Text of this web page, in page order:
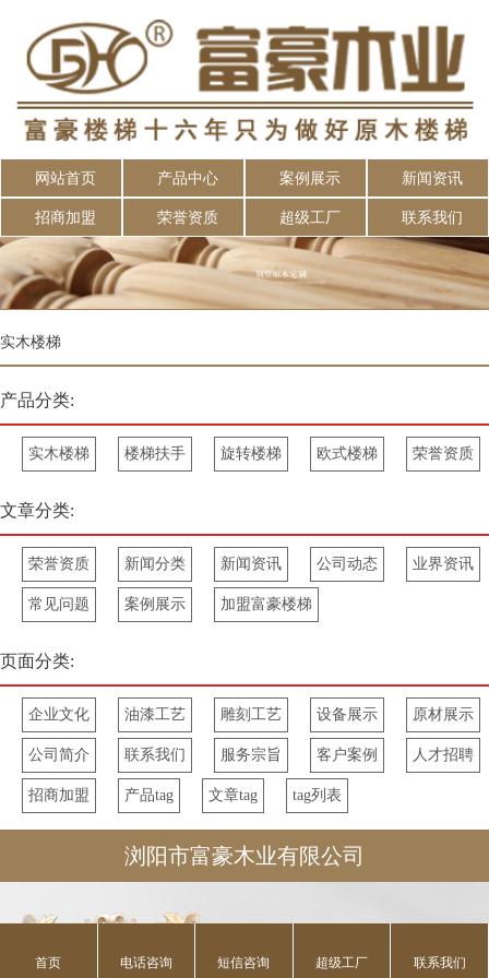
网站首页 产品中心 案例展示 新闻资讯
招商加盟 荣誉资质 超级工厂 联系我们
首页 电话咨询 短信咨询 超级工厂 联系我们
实木楼梯
产品分类:
实木楼梯 楼梯扶手 旋转楼梯 欧式楼梯 荣誉资质
文章分类:
荣誉资质 新闻分类 新闻资讯 公司动态 业界资讯
常见问题 案例展示 加盟富豪楼梯
页面分类:
企业文化 油漆工艺 雕刻工艺 设备展示 原材展示
公司简介 联系我们 服务宗旨 客户案例 人才招聘
招商加盟 产品tag 文章tag tag列表
浏阳市富豪木业有限公司